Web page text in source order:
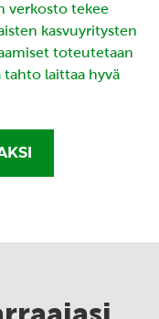
verkosto tekee
kasvuyritysten
toteutetaan
laittaa hyvä